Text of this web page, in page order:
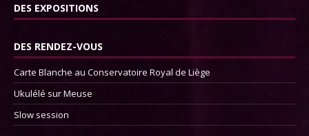
DES EXPOSITIONS
DES RENDEZ-VOUS
Carte Blanche au Conservatoire Royal de Liège
Ukulélé sur Meuse
Slow session